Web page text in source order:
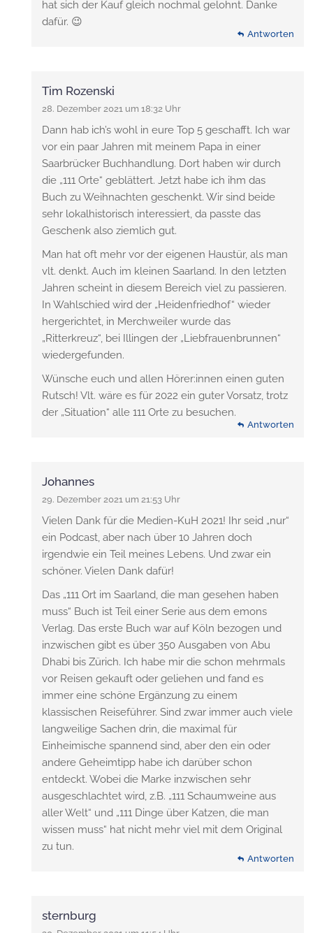
hat sich der Kauf gleich nochmal gelohnt. Danke
dafür. 😉
Antworten
Tim Rozenski
28. Dezember 2021 um 18:32 Uhr
Dann hab ich’s wohl in eure Top 5 geschafft. Ich war
vor ein paar Jahren mit meinem Papa in einer
Saarbrücker Buchhandlung. Dort haben wir durch
die „111 Orte“ geblättert. Jetzt habe ich ihm das
Buch zu Weihnachten geschenkt. Wir sind beide
sehr lokalhistorisch interessiert, da passte das
Geschenk also ziemlich gut.
Man hat oft mehr vor der eigenen Haustür, als man
vlt. denkt. Auch im kleinen Saarland. In den letzten
Jahren scheint in diesem Bereich viel zu passieren.
In Wahlschied wird der „Heidenfriedhof“ wieder
hergerichtet, in Merchweiler wurde das
„Ritterkreuz“, bei Illingen der „Liebfrauenbrunnen“
wiedergefunden.
Wünsche euch und allen Hörer:innen einen guten
Rutsch! Vlt. wäre es für 2022 ein guter Vorsatz, trotz
der „Situation“ alle 111 Orte zu besuchen.
Antworten
Johannes
29. Dezember 2021 um 21:53 Uhr
Vielen Dank für die Medien-KuH 2021! Ihr seid „nur“
ein Podcast, aber nach über 10 Jahren doch
irgendwie ein Teil meines Lebens. Und zwar ein
schöner. Vielen Dank dafür!
Das „111 Ort im Saarland, die man gesehen haben
muss“ Buch ist Teil einer Serie aus dem emons
Verlag. Das erste Buch war auf Köln bezogen und
inzwischen gibt es über 350 Ausgaben von Abu
Dhabi bis Zürich. Ich habe mir die schon mehrmals
vor Reisen gekauft oder geliehen und fand es
immer eine schöne Ergänzung zu einem
klassischen Reiseführer. Sind zwar immer auch viele
langweilige Sachen drin, die maximal für
Einheimische spannend sind, aber den ein oder
andere Geheimtipp habe ich darüber schon
entdeckt. Wobei die Marke inzwischen sehr
ausgeschlachtet wird, z.B. „111 Schaumweine aus
aller Welt“ und „111 Dinge über Katzen, die man
wissen muss“ hat nicht mehr viel mit dem Original
zu tun.
Antworten
sternburg